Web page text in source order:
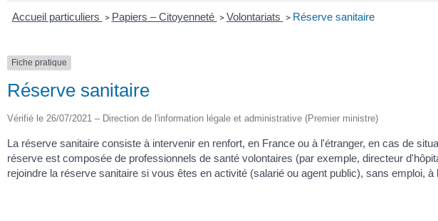
Accueil particuliers > Papiers – Citoyenneté > Volontariats > Réserve sanitaire
Fiche pratique
Réserve sanitaire
Vérifié le 26/07/2021 – Direction de l'information légale et administrative (Premier ministre)
La réserve sanitaire consiste à intervenir en renfort, en France ou à l'étranger, en cas de
réserve est composée de professionnels de santé volontaires (par exemple, directeur
rejoindre la réserve sanitaire si vous êtes en activité (salarié ou agent public), sans emploi,